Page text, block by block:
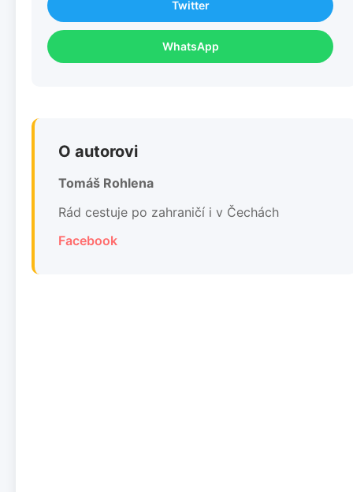
Twitter
WhatsApp
O autorovi
Tomáš Rohlena
Rád cestuje po zahraničí i v Čechách
Facebook